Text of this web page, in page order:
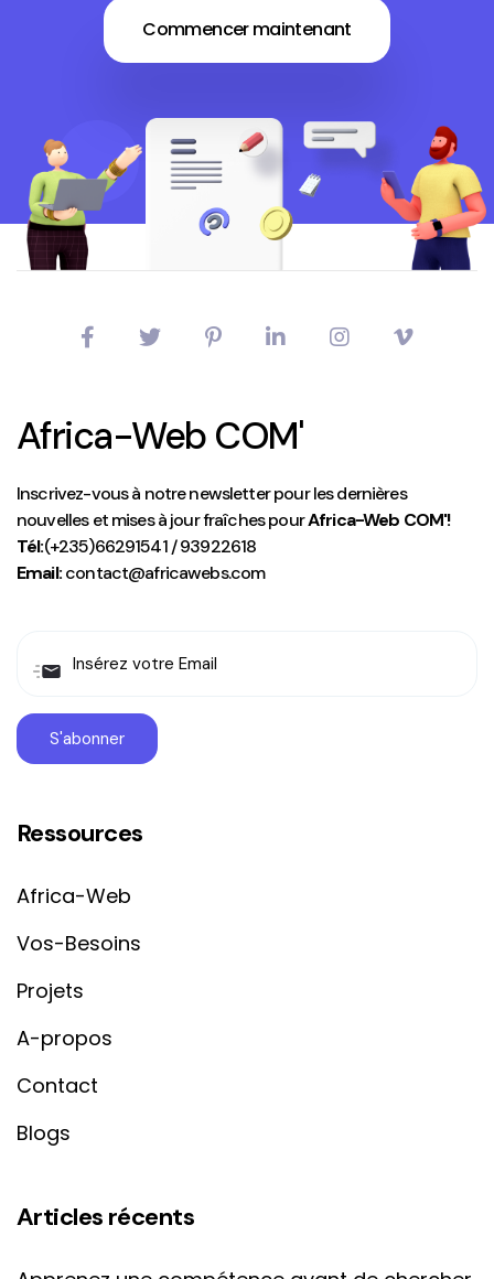
Commencer maintenant
Africa-Web COM'
Inscrivez-vous à notre newsletter pour les dernières
nouvelles et mises à jour fraîches pourAfrica-Web COM'!
Tél:(+235)66291541 / 93922618
Email:contact@africawebs.com
Ressources
Africa-Web
Vos-Besoins
Projets
A-propos
Contact
Blogs
Articles récents